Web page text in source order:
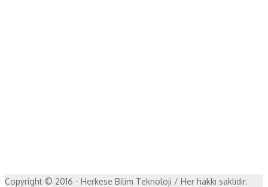
Copyright © 2016 - Herkese Bilim Teknoloji / Her hakkı saklıdır.